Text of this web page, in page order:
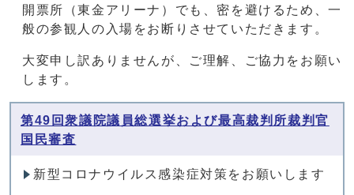
開票所（東金アリーナ）でも、密を避けるため、一
般の参観人の入場をお断りさせていただきます。
大変申し訳ありませんが、ご理解、ご協力をお願い
します。
第49回衆議院議員総選挙および最高裁判所裁判官
国民審査
新型コロナウイルス感染症対策をお願いします